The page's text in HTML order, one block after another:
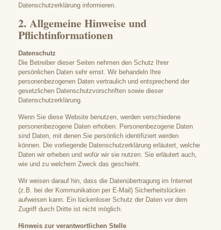
Datenschutzerklärung informieren.
2. Allgemeine Hinweise und
Pflichtinformationen
Datenschutz
Die Betreiber dieser Seiten nehmen den Schutz Ihrer
persönlichen Daten sehr ernst. Wir behandeln Ihre
personenbezogenen Daten vertraulich und entsprechend der
gesetzlichen Datenschutzvorschriften sowie dieser
Datenschutzerklärung.
Wenn Sie diese Website benutzen, werden verschiedene
personenbezogene Daten erhoben. Personenbezogene Daten
sind Daten, mit denen Sie persönlich identifiziert werden
können. Die vorliegende Datenschutzerklärung erläutert, welche
Daten wir erheben und wofür wir sie nutzen. Sie erläutert auch,
wie und zu welchem Zweck das geschieht.
Wir weisen darauf hin, dass die Datenübertragung im Internet
(z.B. bei der Kommunikation per E-Mail) Sicherheitslücken
aufweisen kann. Ein lückenloser Schutz der Daten vor dem
Zugriff durch Dritte ist nicht möglich.
Hinweis zur verantwortlichen Stelle